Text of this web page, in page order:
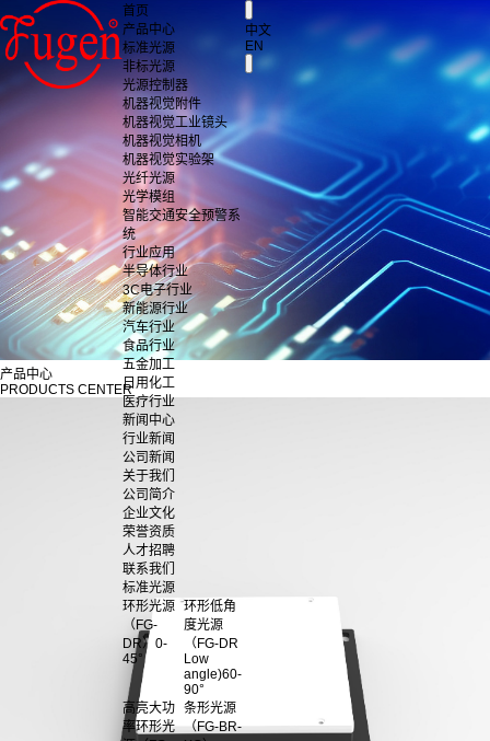
首页
产品中心
标准光源
非标光源
光源控制器
机器视觉附件
机器视觉工业镜头
机器视觉相机
机器视觉实验架
光纤光源
光学模组
智能交通安全预警系
统
行业应用
半导体行业
3C电子行业
新能源行业
汽车行业
食品行业
五金加工
日用化工
医疗行业
新闻中心
行业新闻
公司新闻
关于我们
公司简介
企业文化
荣誉资质
人才招聘
联系我们
标准光源
环形光源
（FG-
DR）0-
45°
环形低角
度光源
（FG-DR
Low
angle)60-
90°
高亮大功
率环形光
条形光源
（FG-BR-
中文
EN
产品中心
PRODUCTS CENTER